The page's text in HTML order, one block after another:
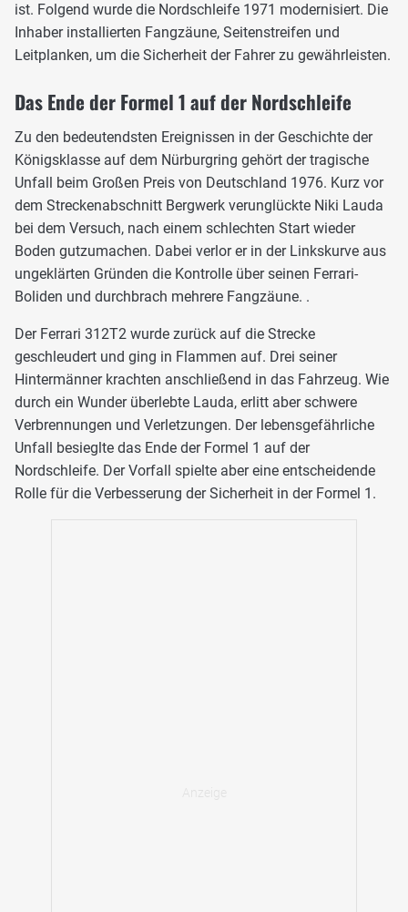
ist. Folgend wurde die Nordschleife 1971 modernisiert. Die
Inhaber installierten Fangzäune, Seitenstreifen und
Leitplanken, um die Sicherheit der Fahrer zu gewährleisten.
Das Ende der Formel 1 auf der Nordschleife
Zu den bedeutendsten Ereignissen in der Geschichte der
Königsklasse auf dem Nürburgring gehört der tragische
Unfall beim Großen Preis von Deutschland 1976. Kurz vor
dem Streckenabschnitt Bergwerk verunglückte Niki Lauda
bei dem Versuch, nach einem schlechten Start wieder
Boden gutzumachen. Dabei verlor er in der Linkskurve aus
ungeklärten Gründen die Kontrolle über seinen Ferrari-
Boliden und durchbrach mehrere Fangzäune. .
Der Ferrari 312T2 wurde zurück auf die Strecke
geschleudert und ging in Flammen auf. Drei seiner
Hintermänner krachten anschließend in das Fahrzeug. Wie
durch ein Wunder überlebte Lauda, erlitt aber schwere
Verbrennungen und Verletzungen. Der lebensgefährliche
Unfall besieglte das Ende der Formel 1 auf der
Nordschleife. Der Vorfall spielte aber eine entscheidende
Rolle für die Verbesserung der Sicherheit in der Formel 1.